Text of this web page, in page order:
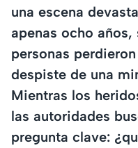
una escena
apenas ocho
personas
despiste de una
Mientras los
las autoridades
pregunta clave: